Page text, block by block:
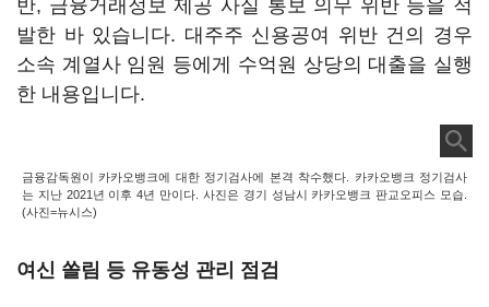
반, 금융거래정보 제공 사실 통보 의무 위반 등을 적
발한 바 있습니다. 대주주 신용공여 위반 건의 경우
소속 계열사 임원 등에게 수억원 상당의 대출을 실행
한 내용입니다.
금융감독원이 카카오뱅크에 대한 정기검사에 본격 착수했다. 카카오뱅크 정기검사
는 지난 2021년 이후 4년 만이다. 사진은 경기 성남시 카카오뱅크 판교오피스 모습.
(사진=뉴시스)
여신 쏠림 등 유동성 관리 점검